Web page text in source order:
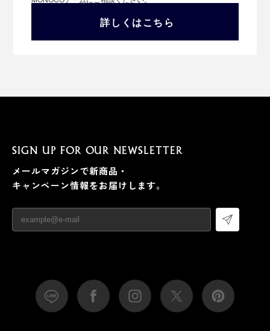
詳しくはこちら
SIGN UP FOR OUR NEWSLETTER
メールマガジンで新商品・
キャンペーン情報をお届けします。